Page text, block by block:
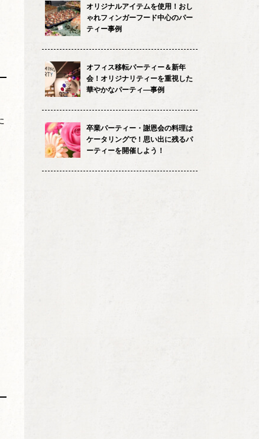
オリジナルアイテムを使用！おし
ゃれフィンガーフード中心のパー
ティー事例
オフィス移転パーティー＆新年
会！オリジナリティーを重視した
華やかなパーティ―事例
卒業パーティー・謝恩会の料理は
ケータリングで！思い出に残るパ
ーティーを開催しよう！